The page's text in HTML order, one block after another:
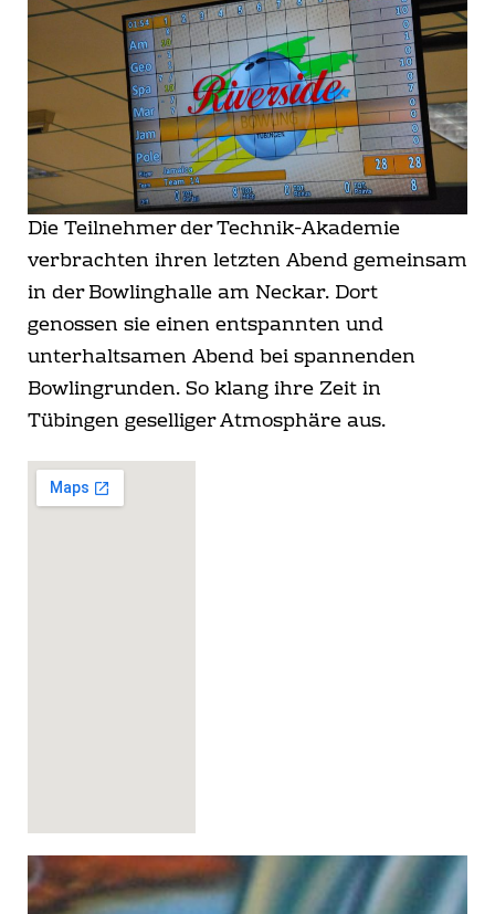
IMPRESSUM
Die Teilnehmer der Technik-Akademie
verbrachten ihren letzten Abend gemeinsam
in der Bowlinghalle am Neckar. Dort
genossen sie einen entspannten und
unterhaltsamen Abend bei spannenden
Bowlingrunden. So klang ihre Zeit in
Tübingen geselliger Atmosphäre aus.